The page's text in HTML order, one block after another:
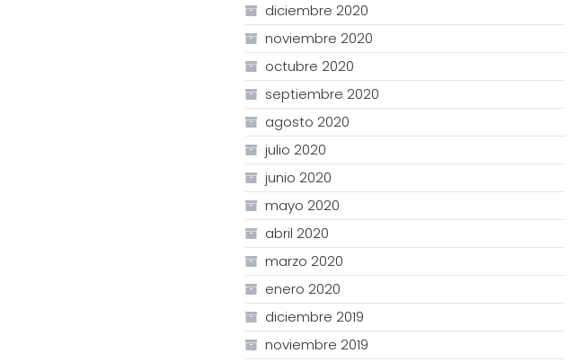
diciembre 2020
noviembre 2020
octubre 2020
septiembre 2020
agosto 2020
julio 2020
junio 2020
mayo 2020
abril 2020
marzo 2020
enero 2020
diciembre 2019
noviembre 2019